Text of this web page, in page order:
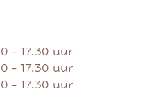
- 17.30 uur
- 17.30 uur
- 17.30 uur